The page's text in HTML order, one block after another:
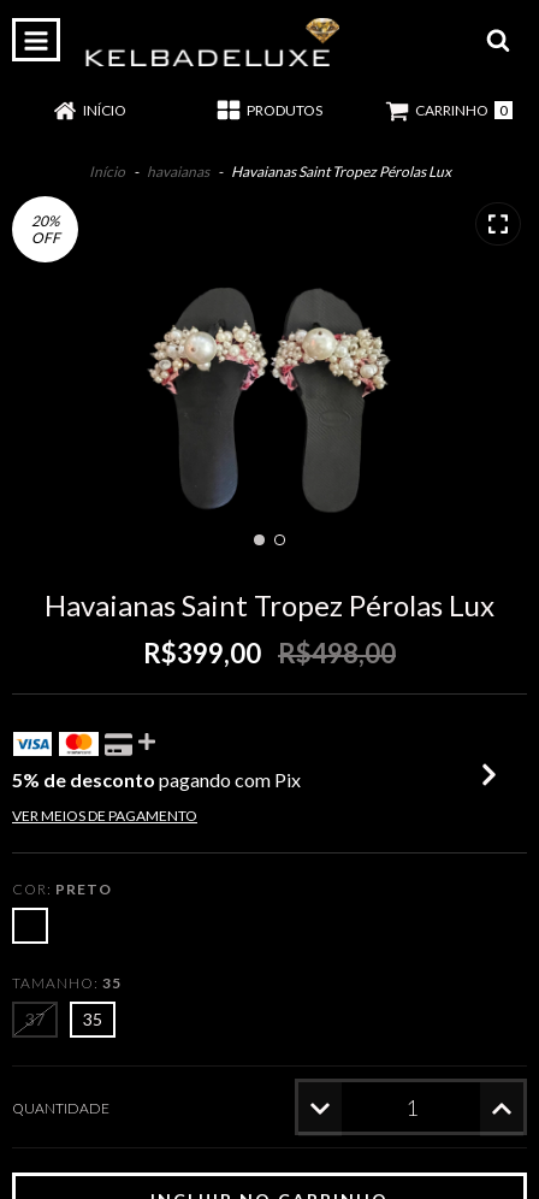
INÍCIO PRODUTOS CARRINHO 0
Início - havaianas - Havaianas Saint Tropez Pérolas Lux
20%
OFF
Havaianas Saint Tropez Pérolas Lux
R$399,00 R$498,00
5% de desconto pagando com Pix
VER MEIOS DE PAGAMENTO
COR: PRETO
TAMANHO: 35
37 35
QUANTIDADE